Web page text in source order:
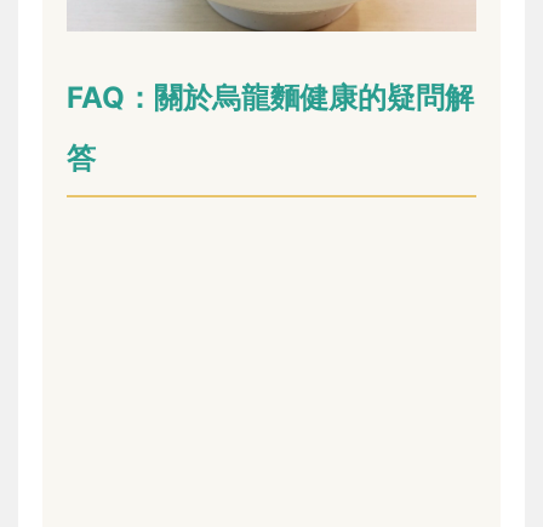
FAQ：關於烏龍麵健康的疑問解
答